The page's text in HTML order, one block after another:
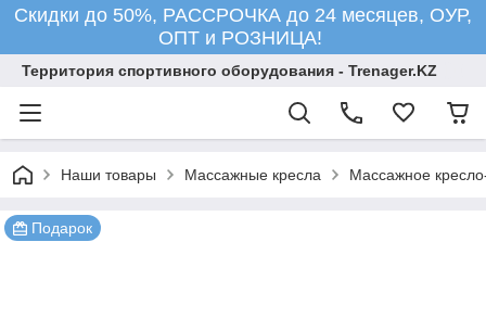
Скидки до 50%, РАССРОЧКА до 24 месяцев, ОУР,
ОПТ и РОЗНИЦА!
Территория спортивного оборудования - Trenager.KZ
Наши товары Массажные кресла Массажное
Подарок